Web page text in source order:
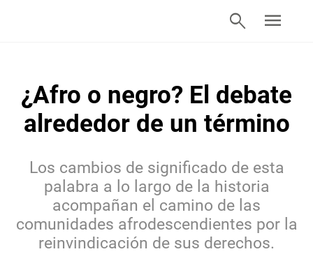
search menu
¿Afro o negro? El debate
alrededor de un término
Los cambios de significado de esta
palabra a lo largo de la historia
acompañan el camino de las
comunidades afrodescendientes por la
reinvindicación de sus derechos.